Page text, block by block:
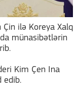
Çin ilə Koreya Xalq
münasibətlərin
Kim Çen Ina
edib.